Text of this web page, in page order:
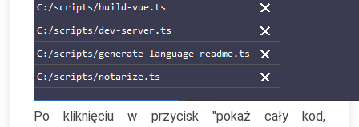
Po kliknięciu w przycisk "pokaż cały kod,